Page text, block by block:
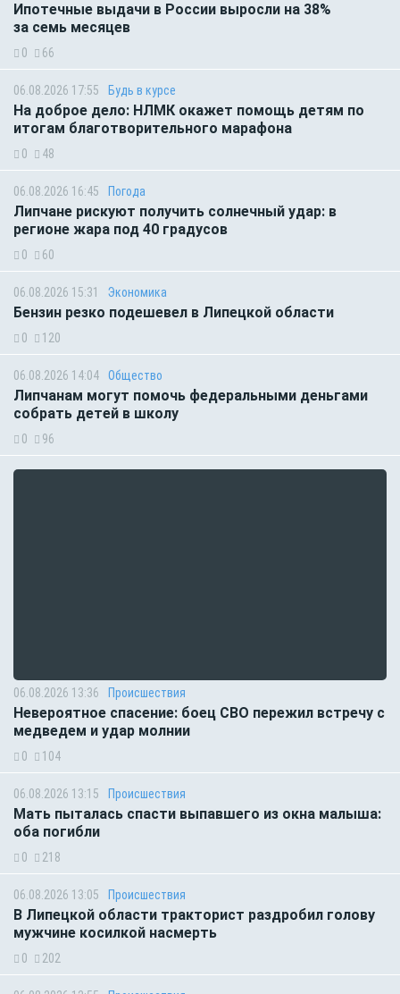
Ипотечные выдачи в России выросли на 38%
за семь месяцев
0 66
06.08.2026 17:55 Будь в курсе
На доброе дело: НЛМК окажет помощь детям по
итогам благотворительного марафона
0 48
06.08.2026 16:45 Погода
Липчане рискуют получить солнечный удар: в
регионе жара под 40 градусов
0 60
06.08.2026 15:31 Экономика
Бензин резко подешевел в Липецкой области
0 120
06.08.2026 14:04 Общество
Липчанам могут помочь федеральными деньгами
собрать детей в школу
0 96
06.08.2026 13:36 Происшествия
Невероятное спасение: боец СВО пережил встречу с
медведем и удар молнии
0 104
06.08.2026 13:15 Происшествия
Мать пыталась спасти выпавшего из окна малыша:
оба погибли
0 218
06.08.2026 13:05 Происшествия
В Липецкой области тракторист раздробил голову
мужчине косилкой насмерть
0 202